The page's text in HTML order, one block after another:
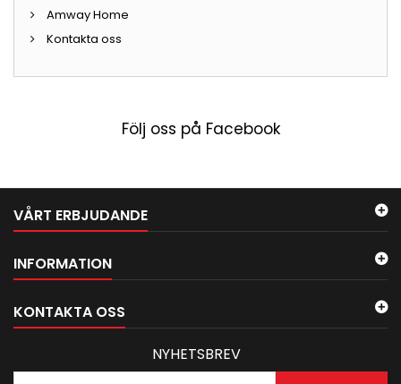
Amway Home
Kontakta oss
Följ oss på Facebook
VÅRT ERBJUDANDE
INFORMATION
KONTAKTA OSS
NYHETSBREV